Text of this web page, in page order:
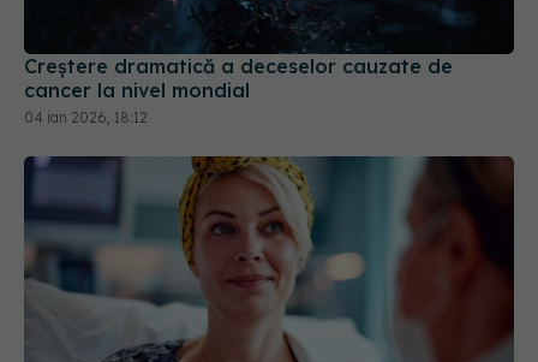
Creștere dramatică a deceselor cauzate de
cancer la nivel mondial
04 ian 2026, 18:12